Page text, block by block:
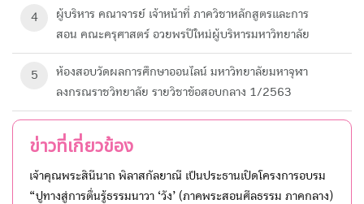
4
ผู้บริหาร คณาจารย์ เจ้าหน้าที่ ภาควิชาหลักสูตรและการ
สอน คณะครุศาสตร์ อวยพรปีใหม่ผู้บริหารมหาวิทยาลัย
5
ห้องสอบวัดผลการศึกษา​ออนไลน์ มหาวิทยาลัย​มหา​จุฬา
ลงกรณ​ราช​วิทยาลัย​ รายวิชาข้อสอบกลาง 1/2563
ข่าวที่เกี่ยวข้อง
เจ้าคุณพระสินีนาถ พิลาสกัลยาณี เป็นประธานเปิดโครงการอบรม
“ปูทางสู่การตื่นรู้ธรรมนาวา ‘วัง’ (ภาคพระสอนศีลธรรม ภาคกลาง)